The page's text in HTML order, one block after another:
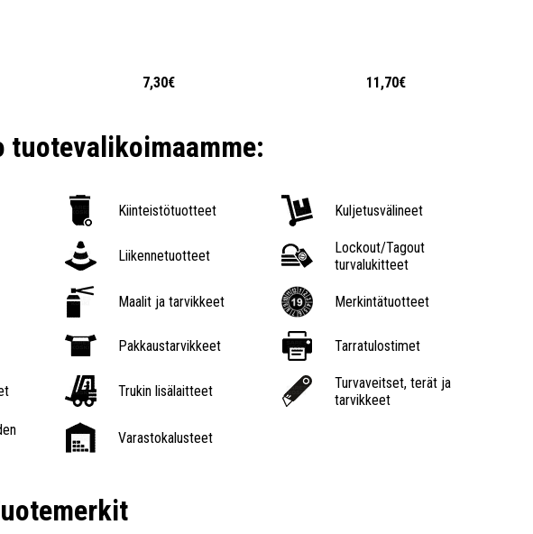
7,30€ 11,70€
tuotevalikoimaamme:
Kiinteistötuotteet Kuljetusvälineet
Liikennetuotteet
Lockout/Tagout
turvalukitteet
Maalit ja tarvikkeet Merkintätuotteet
Pakkaustarvikkeet Tarratulostimet
Trukin lisälaitteet
Turvaveitset, terät ja
tarvikkeet
Varastokalusteet